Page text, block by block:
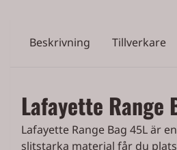
Beskrivning Tillverkare
Lafayette
Lafayette Range Bag 45L är
slitstarka material får du